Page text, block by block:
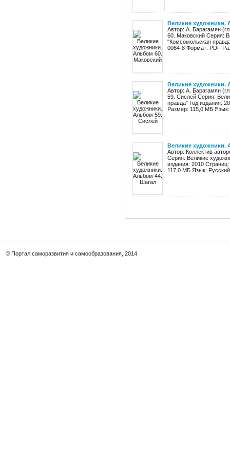
Великие художники.
Автор: А. Барагамян
60. Маковский Серия:
"Комсомольская
0064-8 Формат: PDF
Великие художники.
Автор: А. Барагамян
59. Сислей Серия:
правда" Год издания:
Размер: 115,0 МБ Язык:
Великие художники.
Автор: Коллектив
Серия: Великие
издания: 2010
117,0 МБ Язык:
© Портал саморазвития и самообразования, 2014